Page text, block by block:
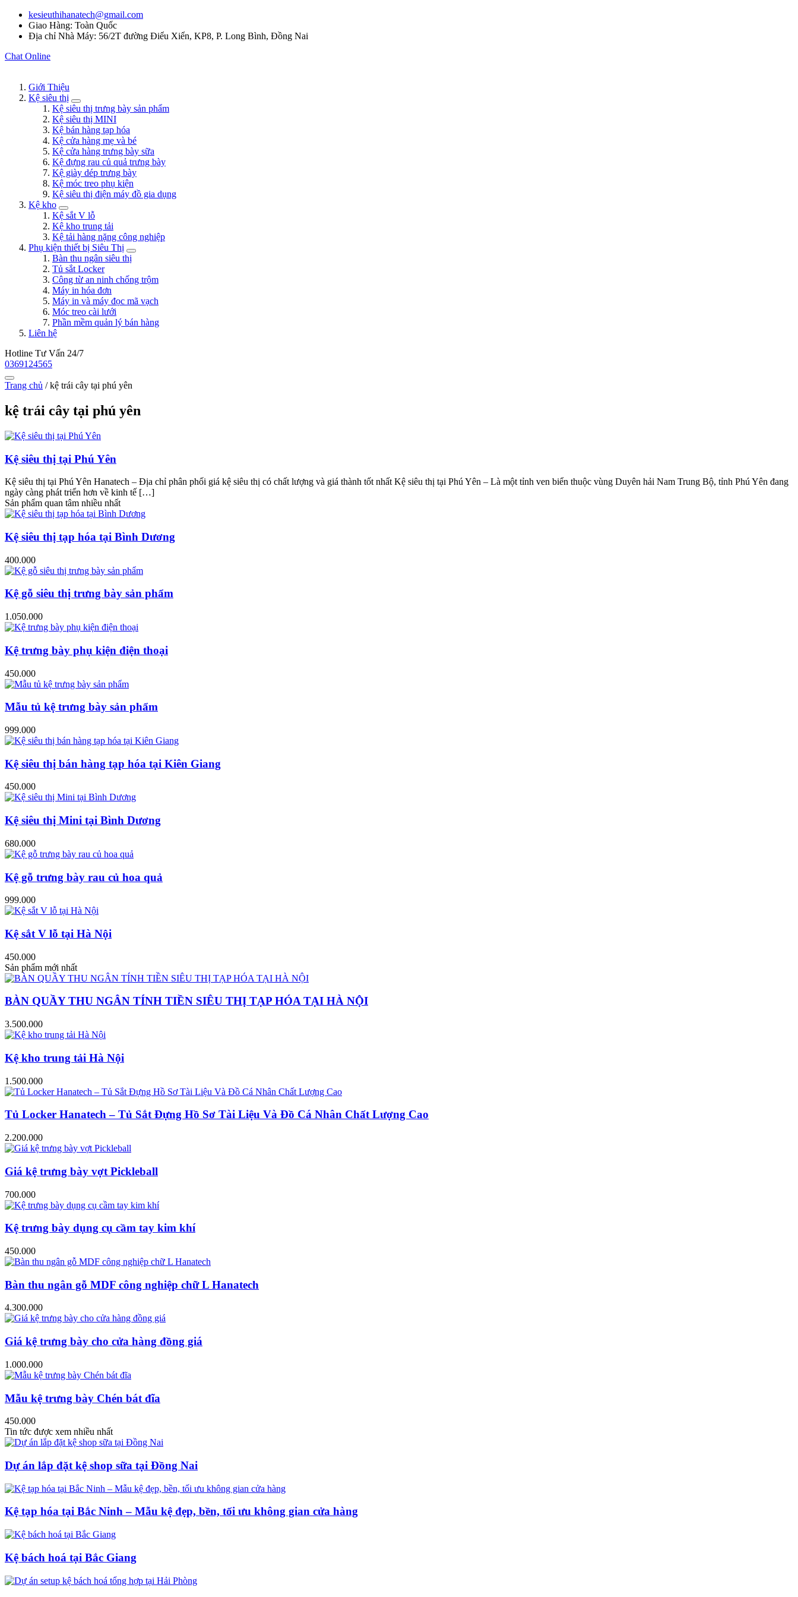
kesieuthihanatech@gmail.com
Giao Hàng: Toàn Quốc
Địa chỉ Nhà Máy: 56/2T đường Điểu Xiển, KP8, P. Long Bình, Đồng Nai
Chat Online
Giới Thiệu
Kệ siêu thị
Kệ siêu thị trưng bày sản phẩm
Kệ siêu thị MINI
Kệ bán hàng tạp hóa
Kệ cửa hàng mẹ và bé
Kệ cửa hàng trưng bày sữa
Kệ đựng rau củ quả trưng bày
Kệ giày dép trưng bày
Kệ móc treo phụ kiện
Kệ siêu thị điện máy đồ gia dụng
Kệ kho
Kệ sắt V lỗ
Kệ kho trung tải
Kệ tải hàng nặng công nghiệp
Phụ kiện thiết bị Siêu Thị
Bàn thu ngân siêu thị
Tủ sắt Locker
Công từ an ninh chống trộm
Máy in hóa đơn
Máy in và máy đọc mã vạch
Móc treo cài lưới
Phần mềm quản lý bán hàng
Liên hệ
Hotline Tư Vấn 24/7
0369124565
Trang chủ /kệ trái cây tại phú yên
kệ trái cây tại phú yên
Kệ siêu thị tại Phú Yên
Kệ siêu thị tại Phú Yên Hanatech – Địa chỉ phân phối giá kệ siêu thị có chất lượng và giá thành tốt nhất Kệ siêu thị tại Phú Yên – Là một tỉnh ven biển thuộc vùng Duyên hải Nam Trung Bộ, tỉnh Phú Yên đang
ngày càng phát triển hơn về kinh tế […]
Sản phẩm quan tâm nhiều nhất
Kệ siêu thị tạp hóa tại Bình Dương
400.000
Kệ gỗ siêu thị trưng bày sản phẩm
1.050.000
Kệ trưng bày phụ kiện điện thoại
450.000
Mẫu tủ kệ trưng bày sản phẩm
999.000
Kệ siêu thị bán hàng tạp hóa tại Kiên Giang
450.000
Kệ siêu thị Mini tại Bình Dương
680.000
Kệ gỗ trưng bày rau củ hoa quả
999.000
Kệ sắt V lỗ tại Hà Nội
450.000
Sản phẩm mới nhất
BÀN QUẦY THU NGÂN TÍNH TIỀN SIÊU THỊ TẠP HÓA TẠI HÀ NỘI
3.500.000
Kệ kho trung tải Hà Nội
1.500.000
Tủ Locker Hanatech – Tủ Sắt Đựng Hồ Sơ Tài Liệu Và Đồ Cá Nhân Chất Lượng Cao
2.200.000
Giá kệ trưng bày vợt Pickleball
700.000
Kệ trưng bày dụng cụ cầm tay kim khí
450.000
Bàn thu ngân gỗ MDF công nghiệp chữ L Hanatech
4.300.000
Giá kệ trưng bày cho cửa hàng đồng giá
1.000.000
Mẫu kệ trưng bày Chén bát đĩa
450.000
Tin tức được xem nhiều nhất
Dự án lắp đặt kệ shop sữa tại Đồng Nai
Kệ tạp hóa tại Bắc Ninh – Mẫu kệ đẹp, bền, tối ưu không gian cửa hàng
Kệ bách hoá tại Bắc Giang